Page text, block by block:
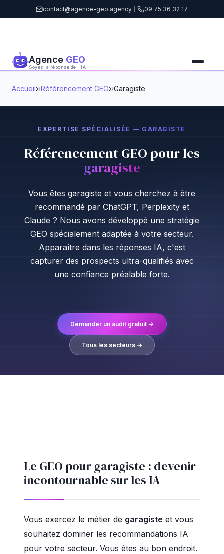
contact@agence-geo.agency 09 75 36 32 17
Agence GEO
Soyez la réponse de l'IA
Accueil› Référencement GEO› Garagiste
EXPERTISE SPÉCIALISÉE — GARAGISTE
Référencement GEO pour les
garagiste
Vous êtes garagiste et vous cherchez à être
recommandé par ChatGPT, Perplexity et
Claude ? Nous avons développé une stratégie
GEO spécialement adaptée à votre secteur.
Apparaître dans les réponses IA, c'est
capturer des prospects ultra-qualifiés avec
une confiance préalable forte.
Demander un audit gratuit →
Tous les secteurs →
Le GEO pour garagiste : devenir
incontournable sur les IA
Vous exercez le métier de garagiste et vous
souhaitez dominer les recommandations IA
pour votre secteur. Vous êtes au bon endroit.